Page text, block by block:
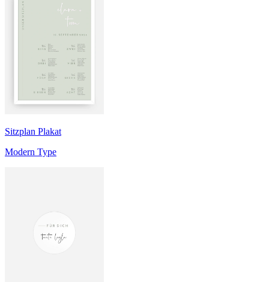
Sitzplan Plakat
Modern Type